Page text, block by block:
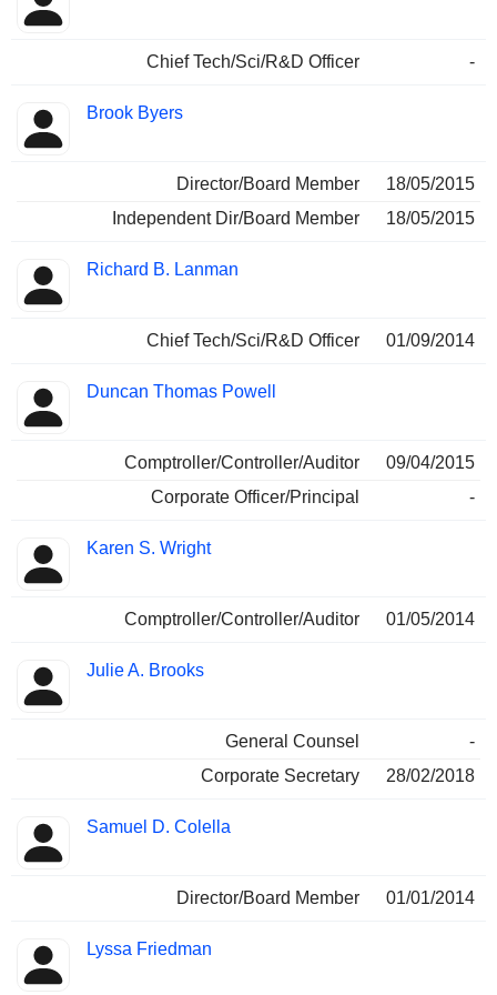
Chief Tech/Sci/R&D Officer -
Brook Byers
Director/Board Member
18/05/2015
Independent Dir/Board Member
18/05/2015
Richard B. Lanman
Chief Tech/Sci/R&D Officer 01/09/2014
Duncan Thomas Powell
Comptroller/Controller/Auditor
09/04/2015
Corporate Officer/Principal
-
Karen S. Wright
Comptroller/Controller/Auditor 01/05/2014
Julie A. Brooks
General Counsel
-
Corporate Secretary
28/02/2018
Samuel D. Colella
Director/Board Member 01/01/2014
Lyssa Friedman